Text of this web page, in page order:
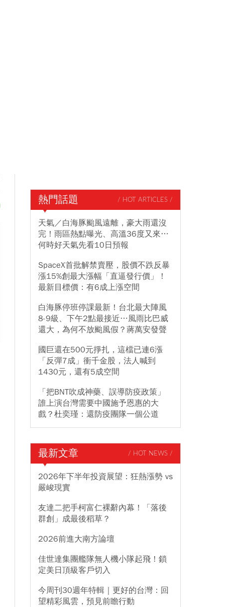
熱門話題 / HOT ARTICLES /
天氣／白海豚颱風遠離，豪大雨還沒
完！雨區熱點曝光、高溫36度又來…
何時好天氣先看10日預報
SpaceX首批解禁賣壓，股價不跌反暴
漲15%創最大漲幅「直逼發行價」！
最新目標價：有6成上漲空間
白海豚停班停課最新！台北最大陣風
8-9級、下午2點最接近…風雨比巴威
還大，為何不放颱風假？蔣萬安發聲
國巨還在500元掙扎，這檔已連6漲
「反彈7成」衝千金股，法人喊到
1430元，還有5成空間
「把BNT吹成神藥、誤導防疫政策」
誰上演台灣需要中國施予恩惠的大
戲？杜奕瑾：還防疫團隊一個公道
最新文章 / HOT NEWS /
2026年下半年投資展望：狂熱漲勢 vs
嚴峻現實
友達二把手柯富仁裸辭內幕！「落後
群創」成最後稻草？
2026前進大南方論壇
佳世達集團艦隊無人機小隊起飛！鎖
定美日頂級客戶切入
今周刊30週年特輯｜更好的台灣：回
望精彩風雲，預見前瞻行動